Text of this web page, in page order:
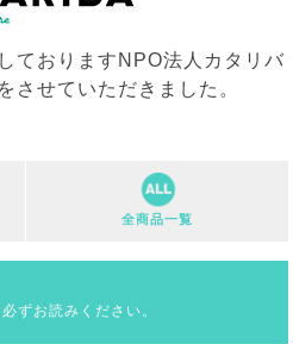
ておりますNPO法人カタリバ
させていただきました。
全商品一覧
ずお読みください。